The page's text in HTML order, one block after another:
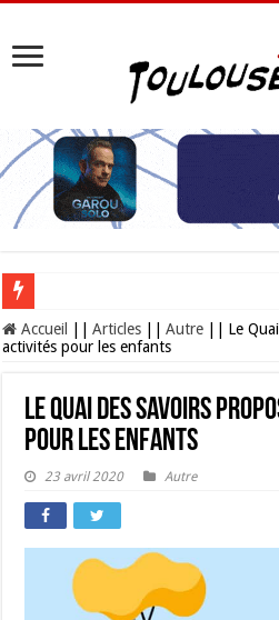
Les Nocturnes de la Cité de l’espace
Accueil Articles Autre
Le
activités pour les enfants
Le Quai des Savoirs
pour les enfants
23 avril 2020 Autre